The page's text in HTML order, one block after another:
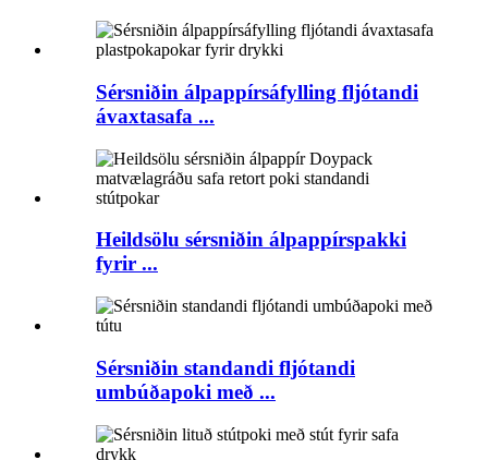
Sérsniðin álpappírsáfylling fljótandi
ávaxtasafa ...
Heildsölu sérsniðin álpappírspakki
fyrir ...
Sérsniðin standandi fljótandi
umbúðapoki með ...